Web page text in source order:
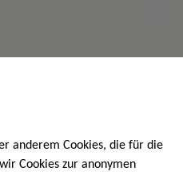
anderem Cookies, die für die
Cookies zur anonymen